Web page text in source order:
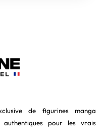
de figurines manga
pour les vrais